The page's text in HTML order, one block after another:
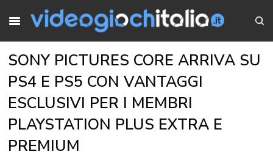
SONY PICTURES CORE ARRIVA SU
PS4 E PS5 CON VANTAGGI
ESCLUSIVI PER I MEMBRI
PLAYSTATION PLUS EXTRA E
PREMIUM